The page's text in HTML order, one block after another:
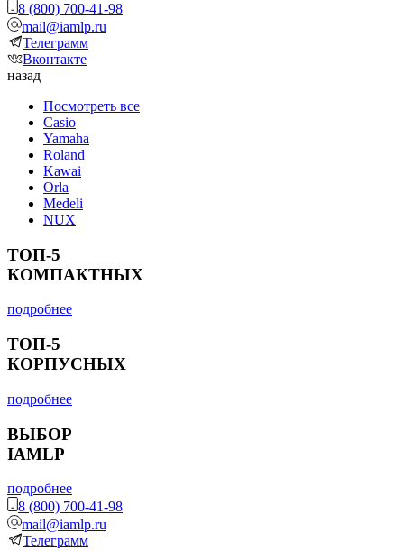
8 (800) 700-41-98
mail@iamlp.ru
Телеграмм
Вконтакте
назад
Посмотреть все
Casio
Yamaha
Roland
Kawai
Orla
Medeli
NUX
ТОП-5
КОМПАКТНЫХ
подробнее
ТОП-5
КОРПУСНЫХ
подробнее
ВЫБОР
IAMLP
подробнее
8 (800) 700-41-98
mail@iamlp.ru
Телеграмм